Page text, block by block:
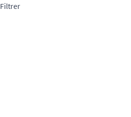
Filtrer